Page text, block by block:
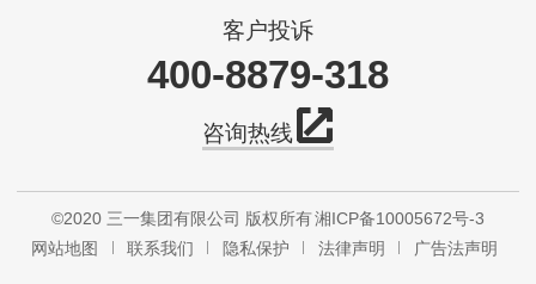
客户投诉
400-8879-318
咨询热线
©2020 三一集团有限公司 版权所有湘ICP备10005672号-3
网站地图
联系我们 隐私保护 法律声明 广告法声明